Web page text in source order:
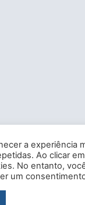
a experiência
Ao clicar
No entanto,
um